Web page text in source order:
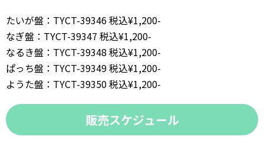
たいが盤：TYCT-39346 税込¥1,200-
なぎ盤：TYCT-39347 税込¥1,200-
なるき盤：TYCT-39348 税込¥1,200-
ぱっち盤：TYCT-39349 税込¥1,200-
ようた盤：TYCT-39350 税込¥1,200-
販売スケジュール